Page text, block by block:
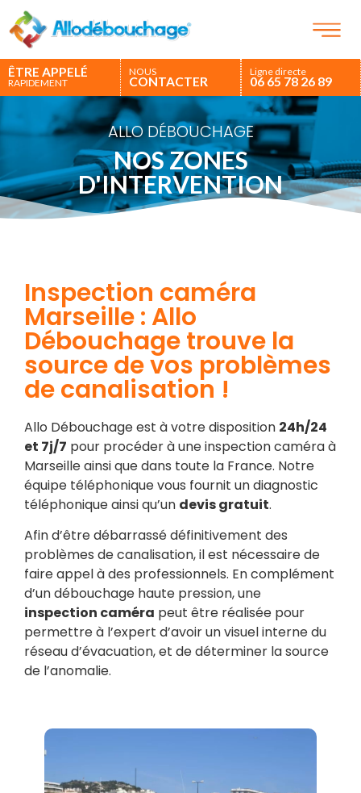
ÊTRE APPELÉ
RAPIDEMENT
NOUS
CONTACTER
Ligne directe
06 65 78 26 89
ALLO DÉBOUCHAGE
NOS ZONES
D'INTERVENTION
Inspection caméra
Marseille : Allo
Débouchage trouve la
source de vos problèmes
de canalisation !
Allo Débouchage est à votre disposition 24h/24
et 7j/7 pour procéder à une inspection caméra à
Marseille ainsi que dans toute la France. Notre
équipe téléphonique vous fournit un diagnostic
téléphonique ainsi qu’un devis gratuit.
Afin d’être débarrassé définitivement des
problèmes de canalisation, il est nécessaire de
faire appel à des professionnels. En complément
d’un débouchage haute pression, une
inspection caméra peut être réalisée pour
permettre à l’expert d’avoir un visuel interne du
réseau d’évacuation, et de déterminer la source
de l’anomalie.